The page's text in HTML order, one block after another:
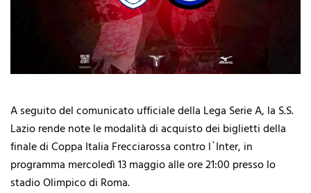
A seguito del comunicato ufficiale della Lega Serie A, la S.S.
Lazio rende note le modalità di acquisto dei biglietti della
finale di Coppa Italia Frecciarossa contro l`Inter, in
programma mercoledì 13 maggio alle ore 21:00 presso lo
stadio Olimpico di Roma.